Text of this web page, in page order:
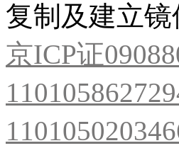
复制及建立
京ICP证